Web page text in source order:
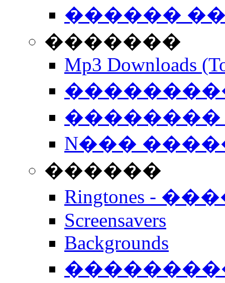
������
�������
Mp3 Downloads
��������
N���
������
Ringtones -
Screensavers
Backgrounds